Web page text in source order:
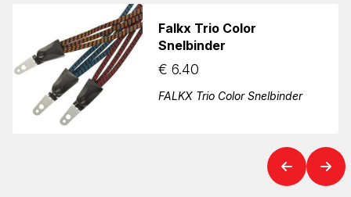
Falkx Trio Color
Snelbinder
€ 6.40
FALKX Trio Color Snelbinder